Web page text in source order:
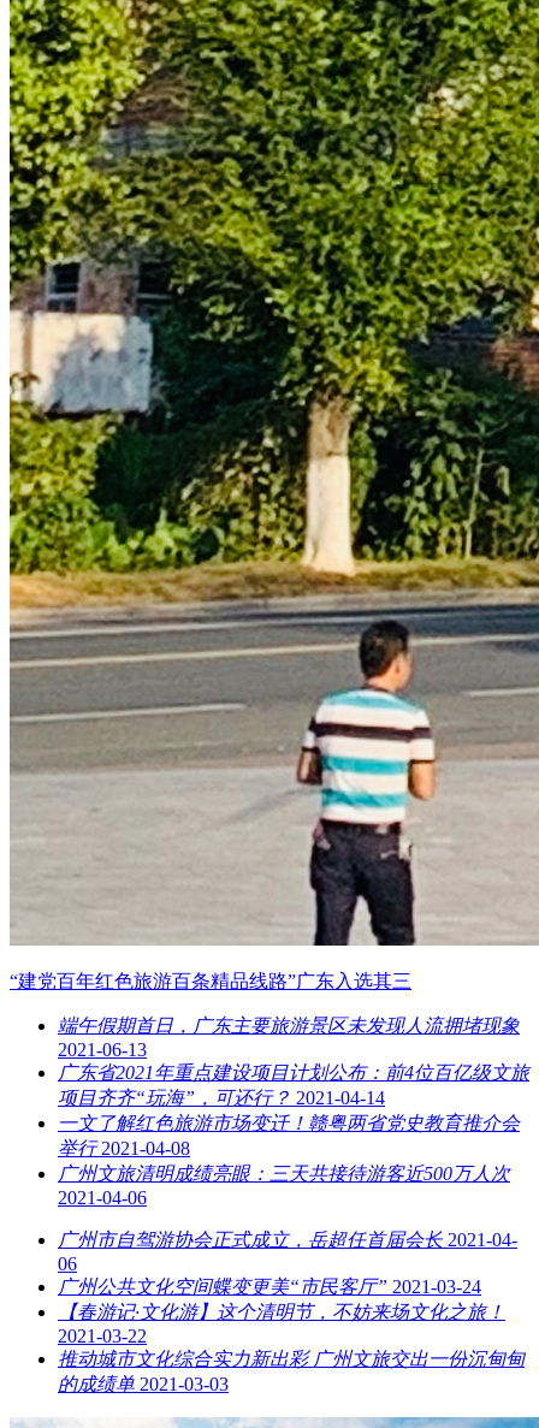
“建党百年红色旅游百条精品线路”广东入选其三
端午假期首日，广东主要旅游景区未发现人流拥堵现象
2021-06-13
广东省2021年重点建设项目计划公布：前4位百亿级文旅
项目齐齐“玩海”，可还行？ 2021-04-14
一文了解红色旅游市场变迁！赣粤两省党史教育推介会
举行 2021-04-08
广州文旅清明成绩亮眼：三天共接待游客近500万人次
2021-04-06
广州市自驾游协会正式成立，岳超任首届会长 2021-04-
06
广州公共文化空间蝶变更美“市民客厅” 2021-03-24
【春游记·文化游】这个清明节，不妨来场文化之旅！
2021-03-22
推动城市文化综合实力新出彩 广州文旅交出一份沉甸甸
的成绩单 2021-03-03